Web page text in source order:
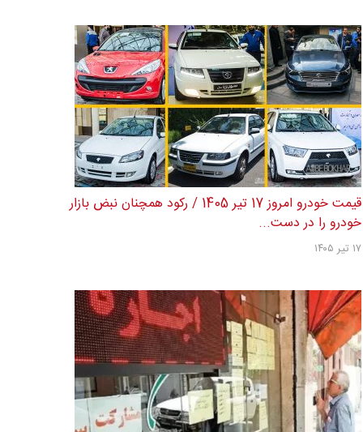
قیمت خودرو امروز 17 تیر 1405 / رکود همچنان نبض بازار
خودرو را در دست...
۱۷ تیر ۱۴۰۵